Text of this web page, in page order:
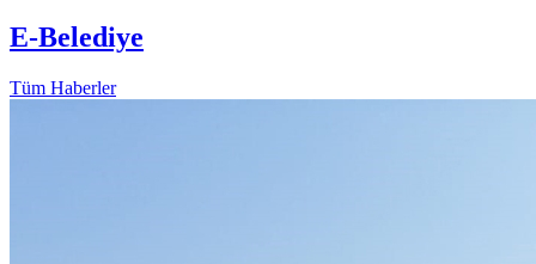
E-Belediye
Tüm Haberler